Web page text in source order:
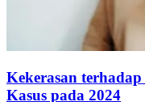
Kekerasan
Kasus pada 2024